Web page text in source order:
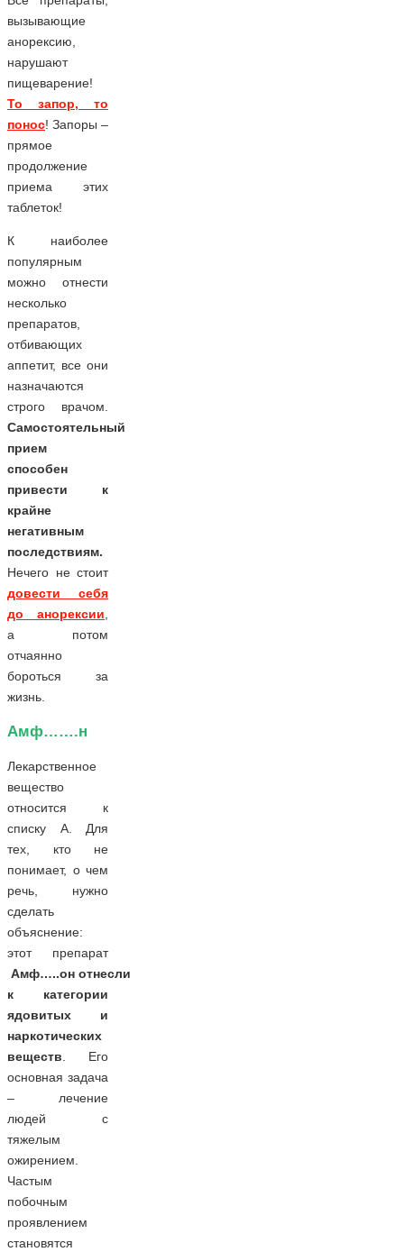
вызывающие
анорексию,
нарушают
пищеварение!
То запор, то
понос! Запоры –
прямое
продолжение
приема этих
таблеток!
К наиболее
популярным
можно отнести
несколько
препаратов,
отбивающих
аппетит, все они
назначаются
строго врачом.
Самостоятельный
прием
способен
привести к
крайне
негативным
последствиям.
Нечего не стоит
довести себя
до анорексии,
а потом
отчаянно
бороться за
жизнь.
Амф…….н
Лекарственное
вещество
относится к
списку А. Для
тех, кто не
понимает, о чем
речь, нужно
сделать
объяснение:
этот препарат
Амф…..он отнесли
к категории
ядовитых и
наркотических
веществ. Его
основная задача
– лечение
людей с
тяжелым
ожирением.
Частым
побочным
проявлением
становятся